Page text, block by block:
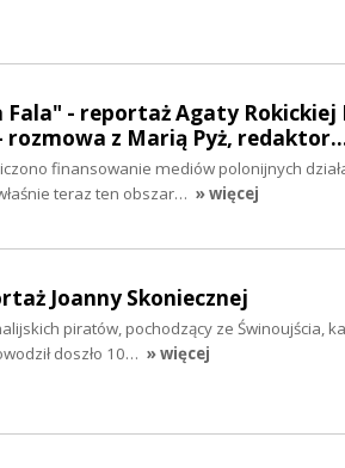
Fala" - reportaż Agaty Rokickiej
z Marią Pyż,
finansowanie mediów polonijnych
teraz ten obszar… » więcej
Joanny Skoniecznej
piratów, pochodzący ze Świnoujścia,
doszło 10… » więcej